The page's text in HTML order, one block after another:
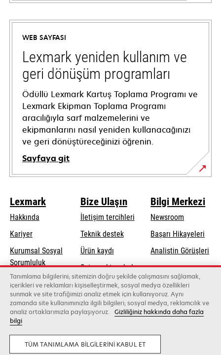
opens
in
new
tab
WEB SAYFASI
Lexmark yeniden kullanım ve
geri dönüşüm programları
Ödüllü Lexmark Kartuş Toplama Programı ve
Lexmark Ekipman Toplama Programı
aracılığıyla sarf malzemelerini ve
ekipmanlarını nasıl yeniden kullanacağınızı
ve geri dönüştüreceğinizi öğrenin.
Sayfaya git
Lexmark
Hakkında
Kariyer
Kurumsal Sosyal
Sorumlulukopens
in
a
new
tab
Sürdürülebilirlik
Bize Ulaşın
İletişim tercihleri
Teknik destekopens
new
tab
Ürün kaydı
Satış noktası bul
Toptancıların
listesi
Bilgi Merkezi
Newsroom
Başarı Hikayeleri
Analistin Görüşleri
©2026 Tüm hakları saklıdır.
Yasal Gizlilik
Tanımlama bilgilerini; sitemizin doğru şekilde çalışmasını sağlamak,
içerikleri ve reklamları kişiselleştirmek, sosyal medya özellikleri
sunmak ve site trafiğimizi analiz etmek için kullanıyoruz. Aynı
zamanda site kullanımınızla ilgili bilgileri; sosyal medya, reklamcılık ve
analiz ortaklarımızla paylaşıyoruz. Gizliliğiniz hakkında daha fazla
bilgi
TÜM TANIMLAMA BILGILERINI KABUL ET